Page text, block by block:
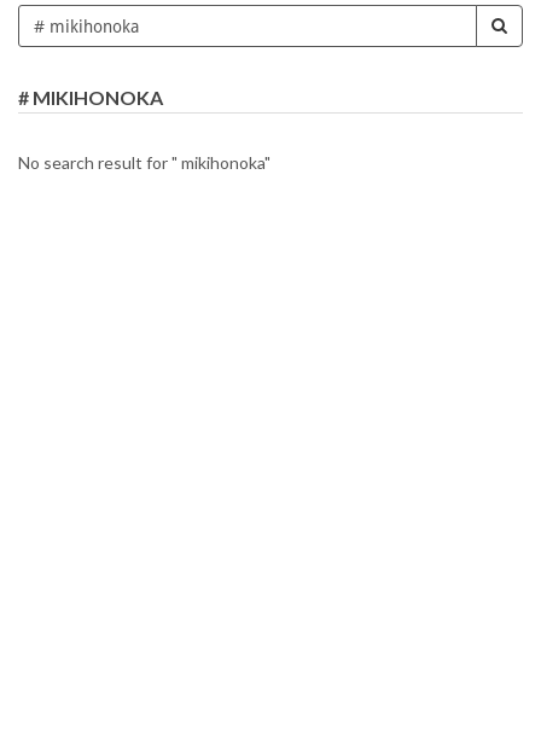
# MIKIHONOKA
No search result for " mikihonoka"